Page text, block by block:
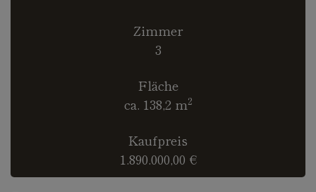
Zimmer
3
Fläche
ca. 138,2 m2
Kaufpreis
1.890.000,00 €